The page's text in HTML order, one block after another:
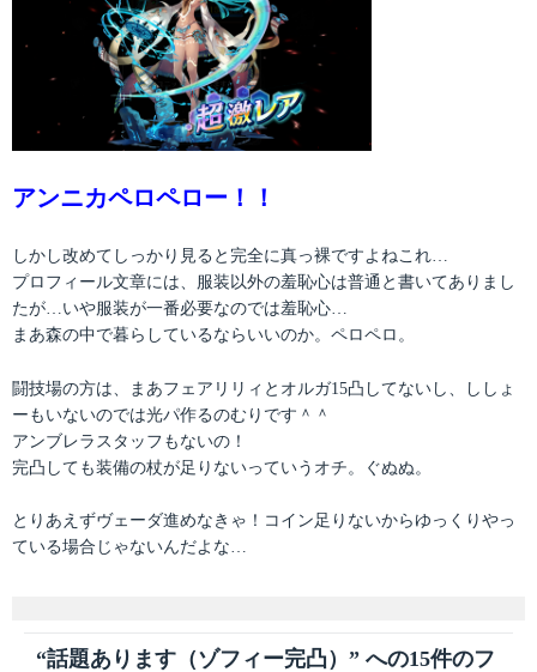
アンニカペロペロー！！
しかし改めてしっかり見ると完全に真っ裸ですよねこれ…
プロフィール文章には、服装以外の羞恥心は普通と書いてありまし
たが…いや服装が一番必要なのでは羞恥心…
まあ森の中で暮らしているならいいのか。ペロペロ。
闘技場の方は、まあフェアリリィとオルガ15凸してないし、ししょ
ーもいないのでは光パ作るのむりです＾＾
アンブレラスタッフもないの！
完凸しても装備の杖が足りないっていうオチ。ぐぬぬ。
とりあえずヴェーダ進めなきゃ！コイン足りないからゆっくりやっ
ている場合じゃないんだよな…
“話題あります（ゾフィー完凸）” への15件のフ